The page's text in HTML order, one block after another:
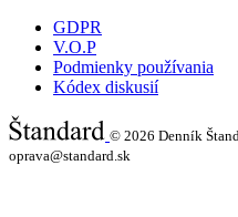
GDPR
V.O.P
Podmienky používania
Kódex diskusií
© 2026 Denník
oprava@standard.sk